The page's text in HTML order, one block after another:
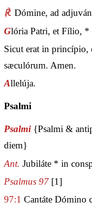
℟. Dómine, ad
Glória Patri, et Fílio, *
Sicut erat in princípio,
sæculórum. Amen.
Allelúja.
Psalmi
Psalmi {Psalmi &
diem}
Ant. Jubiláte * in
Psalmus 97 [1]
97:1 Cantáte Dómino